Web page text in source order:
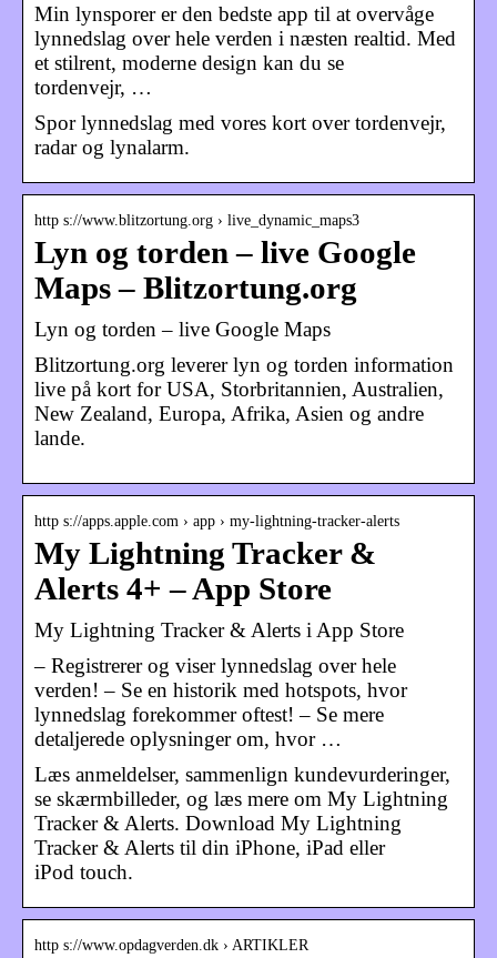
Min lynsporer er den bedste app til at overvåge
lynnedslag over hele verden i næsten realtid. Med
et stilrent, moderne design kan du se
tordenvejr, …
Spor lynnedslag med vores kort over tordenvejr,
radar og lynalarm.
http s://www.blitzortung.org › live_dynamic_maps3
Lyn og torden – live Google
Maps – Blitzortung.org
Lyn og torden – live Google Maps
Blitzortung.org leverer lyn og torden information
live på kort for USA, Storbritannien, Australien,
New Zealand, Europa, Afrika, Asien og andre
lande.
http s://apps.apple.com › app › my-lightning-tracker-alerts
My Lightning Tracker &
Alerts 4+ – App Store
‎My Lightning Tracker & Alerts i App Store
– Registrerer og viser lynnedslag over hele
verden! – Se en historik med hotspots, hvor
lynnedslag forekommer oftest! – Se mere
detaljerede oplysninger om, hvor …
Læs anmeldelser, sammenlign kundevurderinger,
se skærmbilleder, og læs mere om My Lightning
Tracker & Alerts. Download My Lightning
Tracker & Alerts til din iPhone, iPad eller
iPod touch.
http s://www.opdagverden.dk › ARTIKLER